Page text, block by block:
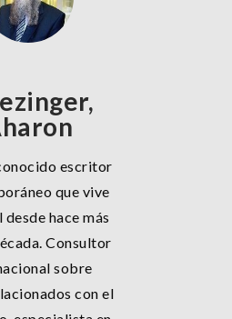
escritor
que vive
desde hace más
Consultor
sobre
con el